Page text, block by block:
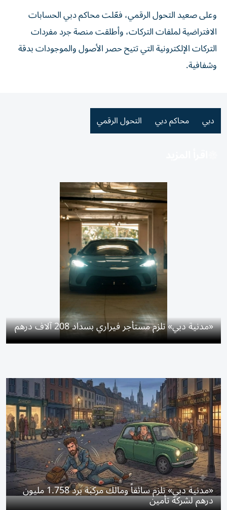
وعلى صعيد التحول الرقمي، فعّلت محاكم دبي الحسابات
الافتراضية لملفات التركات، وأطلقت منصة جرد مفردات
التركات الإلكترونية التي تتيح حصر الأصول والموجودات بدقة
وشفافية.
دبي محاكم دبي التحول الرقمي
«مدنية دبي» تلزم مستأجر فيراري بسداد 208 آلاف درهم
«مدنية دبي» تلزم سائقاً ومالك مركبة برد 1.758 مليون
درهم لشركة تأمين